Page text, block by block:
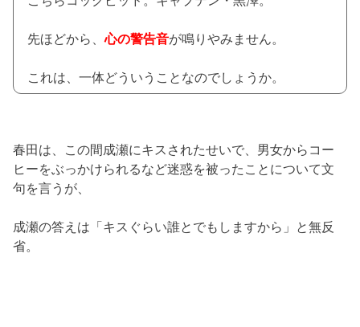
先ほどから、心の警告音が鳴りやみません。
これは、一体どういうことなのでしょうか。
春田は、この間成瀬にキスされたせいで、男女からコー
ヒーをぶっかけられるなど迷惑を被ったことについて文
句を言うが、
成瀬の答えは「キスぐらい誰とでもしますから」と無反
省。